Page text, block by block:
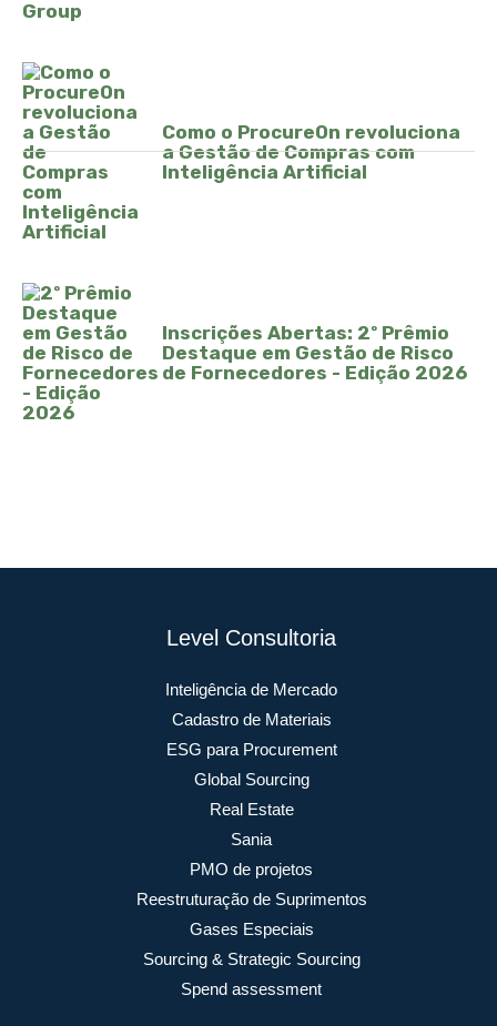
Como o ProcureOn revoluciona
a Gestão de Compras com
Inteligência Artificial
Inscrições Abertas: 2º Prêmio
Destaque em Gestão de Risco
de Fornecedores - Edição 2026
Level Consultoria
Inteligência de Mercado
Cadastro de Materiais
ESG para Procurement
Global Sourcing
Real Estate
Sania
PMO de projetos
Reestruturação de Suprimentos
Gases Especiais
Sourcing & Strategic Sourcing
Spend assessment